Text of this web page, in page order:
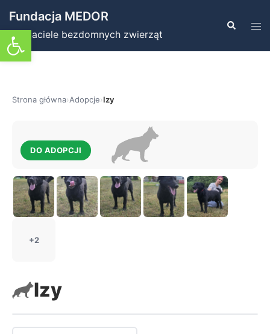
Otwórz pasek narzędzi
do
treści
Fundacja MEDOR
Przyjaciele bezdomnych zwierząt
Szukaj
Strona główna›Adopcje›Izy
DO ADOPCJI
+2
Izy